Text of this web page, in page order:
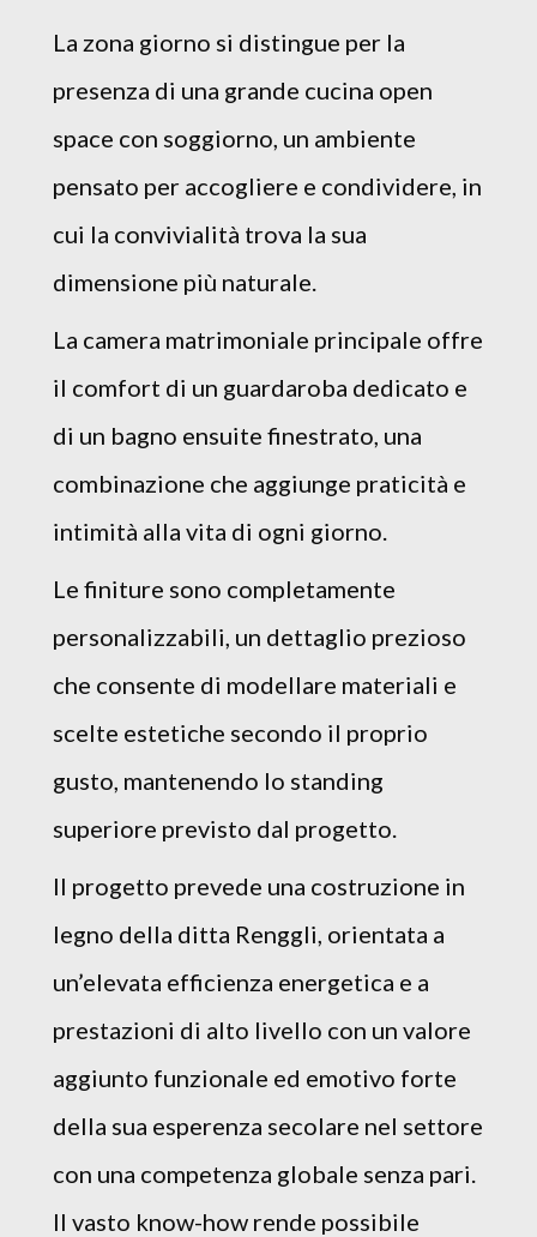
La zona giorno si distingue per la
presenza di una grande cucina open
space con soggiorno, un ambiente
pensato per accogliere e condividere, in
cui la convivialità trova la sua
dimensione più naturale.
La camera matrimoniale principale offre
il comfort di un guardaroba dedicato e
di un bagno ensuite finestrato, una
combinazione che aggiunge praticità e
intimità alla vita di ogni giorno.
Le finiture sono completamente
personalizzabili, un dettaglio prezioso
che consente di modellare materiali e
scelte estetiche secondo il proprio
gusto, mantenendo lo standing
superiore previsto dal progetto.
Il progetto prevede una costruzione in
legno della ditta Renggli, orientata a
un’elevata efficienza energetica e a
prestazioni di alto livello con un valore
aggiunto funzionale ed emotivo forte
della sua esperenza secolare nel settore
con una competenza globale senza pari.
Il vasto know-how rende possibile